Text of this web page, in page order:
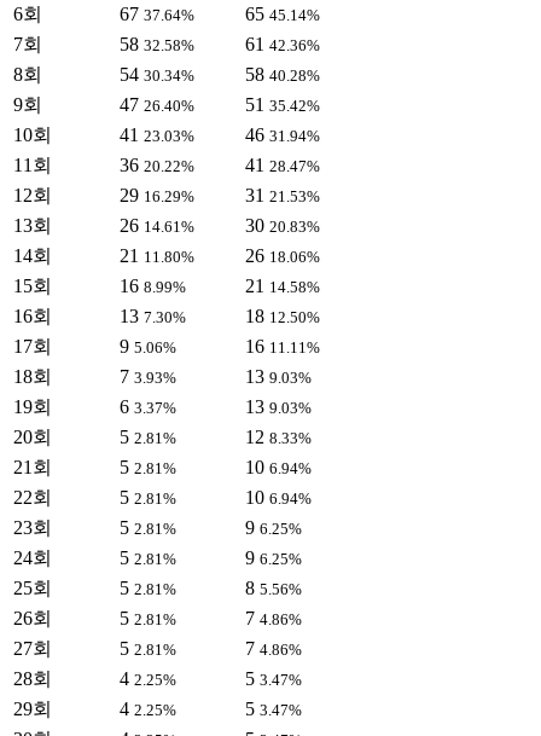
6회 67 37.64% 65 45.14%
7회 58 32.58% 61 42.36%
8회 54 30.34% 58 40.28%
9회 47 26.40% 51 35.42%
10회 41 23.03% 46 31.94%
11회 36 20.22% 41 28.47%
12회 29 16.29% 31 21.53%
13회 26 14.61% 30 20.83%
14회 21 11.80% 26 18.06%
15회 16 8.99% 21 14.58%
16회 13 7.30% 18 12.50%
17회 9 5.06% 16 11.11%
18회 7 3.93% 13 9.03%
19회 6 3.37% 13 9.03%
20회 5 2.81% 12 8.33%
21회 5 2.81% 10 6.94%
22회 5 2.81% 10 6.94%
23회 5 2.81% 9 6.25%
24회 5 2.81% 9 6.25%
25회 5 2.81% 8 5.56%
26회 5 2.81% 7 4.86%
27회 5 2.81% 7 4.86%
28회 4 2.25% 5 3.47%
29회 4 2.25% 5 3.47%